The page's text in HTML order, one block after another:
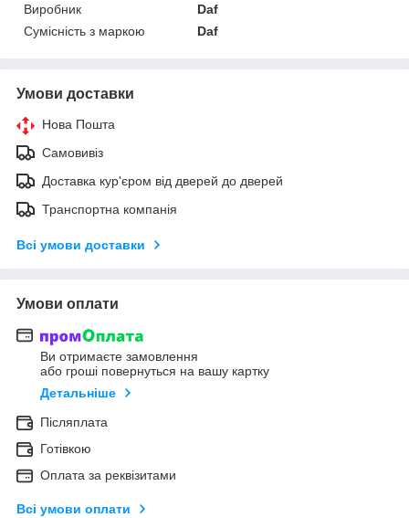
Виробник
Daf
Сумісність з маркою
Daf
Умови доставки
Нова Пошта
Самовивіз
Доставка кур'єром від дверей до дверей
Транспортна компанія
Всі умови доставки
Умови оплати
Ви отримаєте замовлення
або гроші повернуться на вашу картку
Детальніше
Післяплата
Готівкою
Оплата за реквізитами
Всі умови оплати